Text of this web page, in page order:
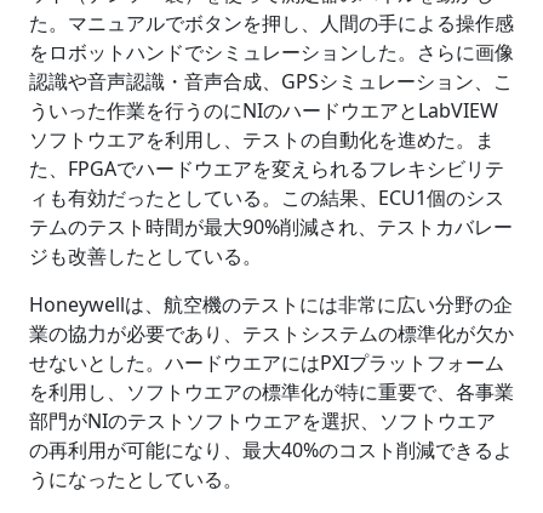
た。マニュアルでボタンを押し、人間の手による操作感
をロボットハンドでシミュレーションした。さらに画像
認識や音声認識・音声合成、GPSシミュレーション、こ
ういった作業を行うのにNIのハードウエアとLabVIEW
ソフトウエアを利用し、テストの自動化を進めた。ま
た、FPGAでハードウエアを変えられるフレキシビリテ
ィも有効だったとしている。この結果、ECU1個のシス
テムのテスト時間が最大90%削減され、テストカバレー
ジも改善したとしている。
Honeywellは、航空機のテストには非常に広い分野の企
業の協力が必要であり、テストシステムの標準化が欠か
せないとした。ハードウエアにはPXIプラットフォーム
を利用し、ソフトウエアの標準化が特に重要で、各事業
部門がNIのテストソフトウエアを選択、ソフトウエア
の再利用が可能になり、最大40%のコスト削減できるよ
うになったとしている。